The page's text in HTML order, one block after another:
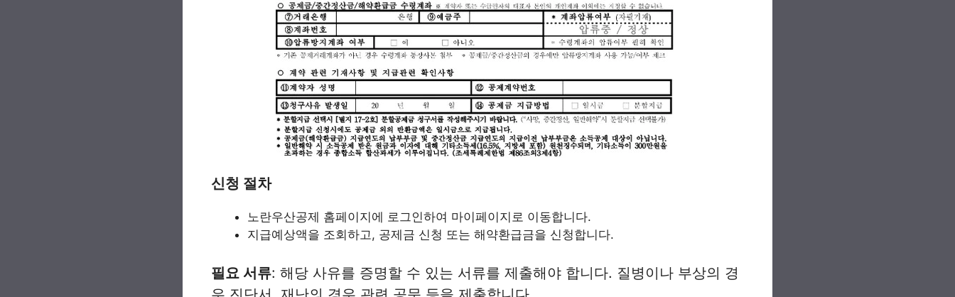
신청 절차
노란우산공제 홈페이지에 로그인하여 마이페이지로 이동합니다.
지급예상액을 조회하고, 공제금 신청 또는 해약환급금을 신청합니다.
필요 서류: 해당 사유를 증명할 수 있는 서류를 제출해야 합니다. 질병이나 부상의 경